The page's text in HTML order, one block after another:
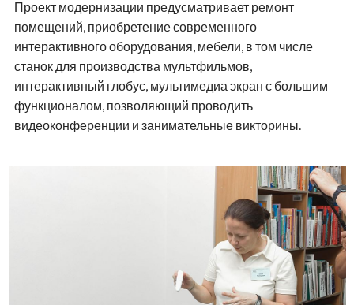
Проект модернизации предусматривает ремонт
помещений, приобретение современного
интерактивного оборудования, мебели, в том числе
станок для производства мультфильмов,
интерактивный глобус, мультимедиа экран с большим
функционалом, позволяющий проводить
видеоконференции и занимательные викторины.